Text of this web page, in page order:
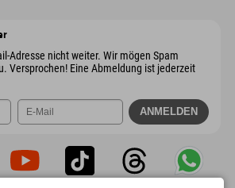
Adresse nicht weiter. Wir mögen Spam
Versprochen! Eine Abmeldung ist jederzeit